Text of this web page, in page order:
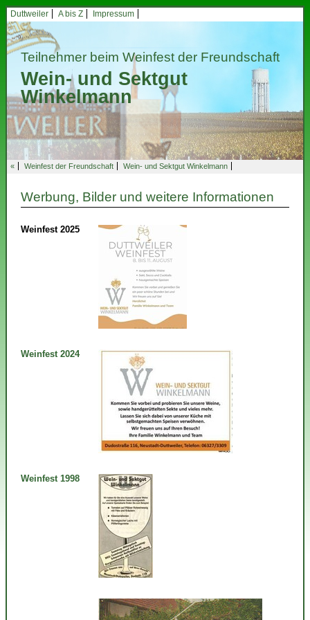
Duttweiler A bis Z Impressum
Teilnehmer beim Weinfest der Freundschaft
Wein- und Sektgut
Winkelmann
« Weinfest der Freundschaft Wein- und Sektgut Winkelmann
Werbung, Bilder und weitere Informationen
Weinfest 2025
Weinfest 2024
Weinfest 1998